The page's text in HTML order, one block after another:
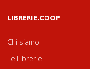
LIBRERIE.COOP
Chi siamo
Le Librerie